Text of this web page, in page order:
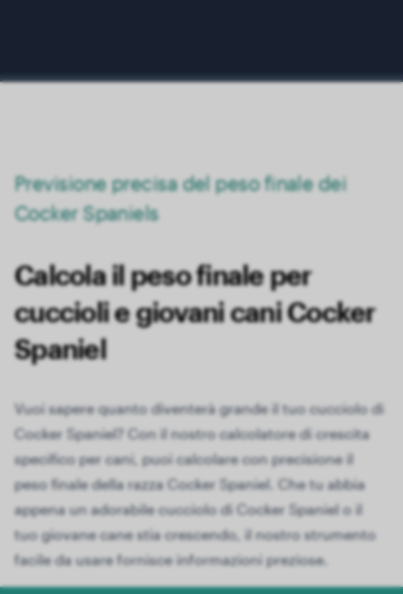
Previsione precisa del peso finale dei
Cocker Spaniels
Calcola il peso finale per
cuccioli e giovani cani Cocker
Spaniel
Vuoi sapere quanto diventerà grande il tuo cucciolo di
Cocker Spaniel? Con il nostro calcolatore di crescita
specifico per cani, puoi calcolare con precisione il
peso finale della razza Cocker Spaniel. Che tu abbia
appena un adorabile cucciolo di Cocker Spaniel o il
tuo giovane cane stia crescendo, il nostro strumento
facile da usare fornisce informazioni preziose.